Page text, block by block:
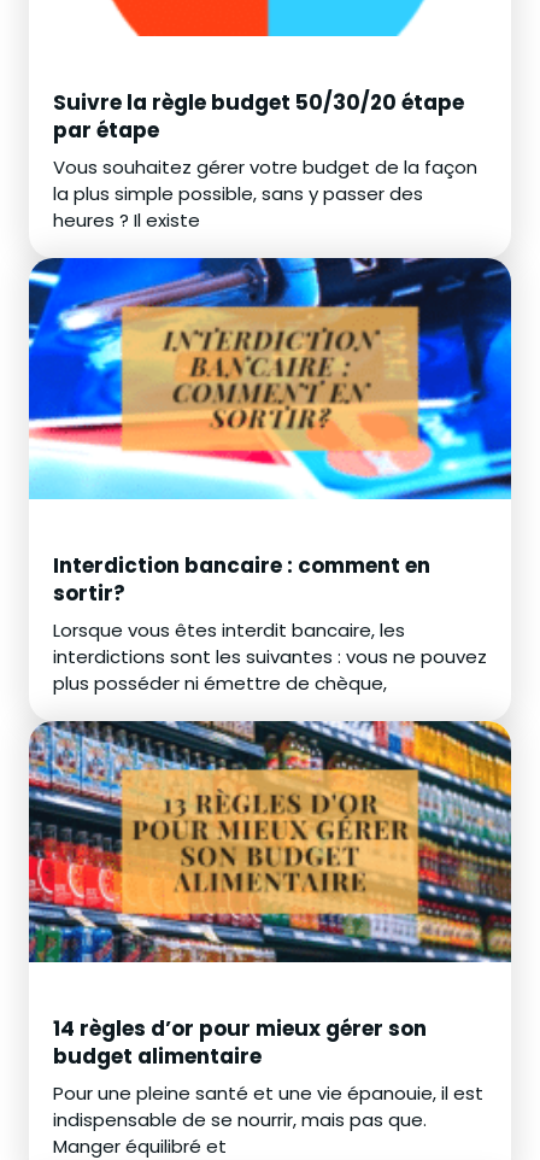
Suivre la règle budget 50/30/20 étape
par étape
Vous souhaitez gérer votre budget de la façon
la plus simple possible, sans y passer des
heures ? Il existe
Interdiction bancaire : comment en
sortir?
Lorsque vous êtes interdit bancaire, les
interdictions sont les suivantes : vous ne pouvez
plus posséder ni émettre de chèque,
14 règles d’or pour mieux gérer son
budget alimentaire
Pour une pleine santé et une vie épanouie, il est
indispensable de se nourrir, mais pas que.
Manger équilibré et